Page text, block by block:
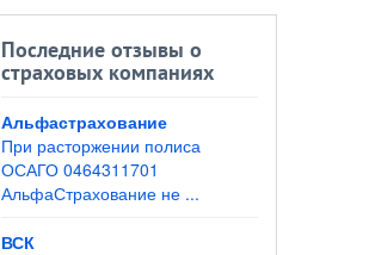
Последние отзывы о
страховых компаниях
Альфастрахование
При расторжении полиса
ОСАГО 0464311701
АльфаСтрахование не ...
ВСК